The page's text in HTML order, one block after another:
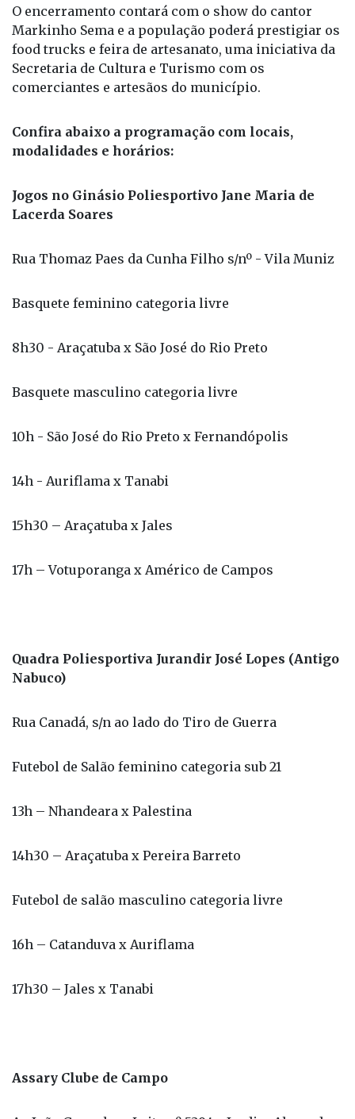
Secretaria de Cultura e Turismo com os
comerciantes e artesãos do município.
Confira abaixo a programação com locais,
Jogos no Ginásio Poliesportivo Jane Maria de
Rua Thomaz Paes da Cunha Filho s/nº - Vila Muniz
Basquete feminino categoria livre
8h30 - Araçatuba x São José do Rio Preto
Basquete masculino categoria livre
10h - São José do Rio Preto x Fernandópolis
14h - Auriflama x Tanabi
15h30 – Araçatuba x Jales
17h – Votuporanga x Américo de Campos
Rua Canadá, s/n ao lado do Tiro de Guerra
Futebol de Salão feminino categoria sub 21
13h – Nhandeara x Palestina
14h30 – Araçatuba x Pereira Barreto
Futebol de salão masculino categoria livre
16h – Catanduva x Auriflama
17h30 – Jales x Tanabi
Av. João Gonçalves Leite nº 5394 - Jardim Alvorada